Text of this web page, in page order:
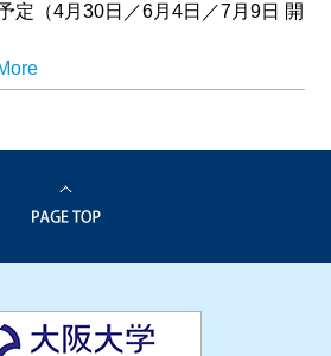
定（4月30日／6月4日／7月9日 開